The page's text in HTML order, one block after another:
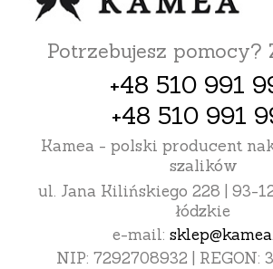
Potrzebujesz pomocy?
+48 510 991
+48 510 991
Kamea - polski producent
szalików
ul. Jana Kilińskiego 228 | 93-
łódzkie
e-mail:
NIP: 7292708932 | REGON: